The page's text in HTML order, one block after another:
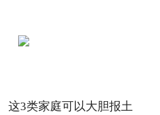
这3类家庭可以大胆报土